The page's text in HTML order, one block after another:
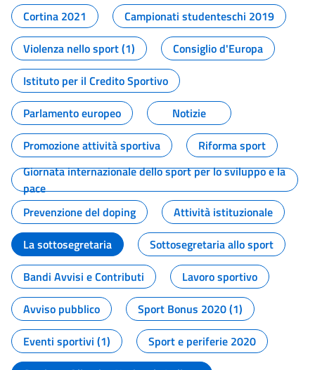
Cortina 2021
Campionati studenteschi 2019
Violenza nello sport (1)
Consiglio d'Europa
Istituto per il Credito Sportivo
Parlamento europeo
Notizie
Promozione attività sportiva
Riforma sport
Giornata internazionale dello sport per lo sviluppo e la
pace
Prevenzione del doping
Attività istituzionale
La sottosegretaria
Sottosegretaria allo sport
Bandi Avvisi e Contributi
Lavoro sportivo
Avviso pubblico
Sport Bonus 2020 (1)
Eventi sportivi (1)
Sport e periferie 2020